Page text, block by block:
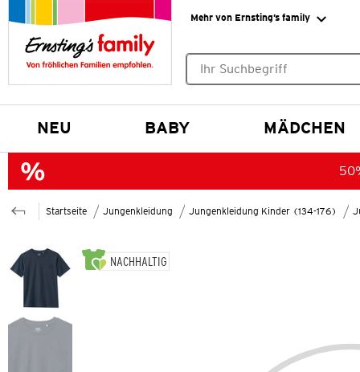
Mehr von Ernsting’s family
NEU BABY MÄDCHEN
Startseite Jungenkleidung Jungenkleidung Kinder (134-176)
NACHHALTIG